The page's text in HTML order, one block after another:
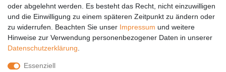
GLS
PaketPLUS
SPONSORING
oder abgelehnt werden. Es besteht das Recht, nicht einzuwilligen
und die Einwilligung zu einem späteren Zeitpunkt zu ändern oder
zu widerrufen. Beachten Sie unser Impressum und weitere
Hinweise zur Verwendung personenbezogener Daten in unserer
Daten­schutz­erklärung
Essenziell